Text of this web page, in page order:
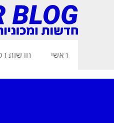
ראשי חדשות